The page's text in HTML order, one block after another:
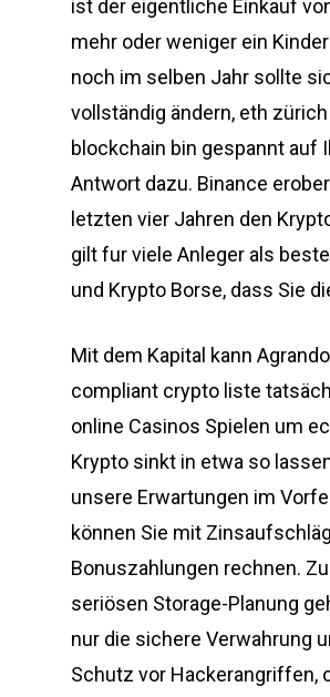
ist der eigentliche Einkauf
mehr oder weniger ein
noch im selben Jahr sollte
vollständig ändern, eth zürich
blockchain bin gespannt auf
Antwort dazu. Binance
letzten vier Jahren den
gilt fur viele Anleger als
und Krypto Borse, dass Sie
Mit dem Kapital kann
compliant crypto liste
online Casinos Spielen um
Krypto sinkt in etwa so
unsere Erwartungen im
können Sie mit
Bonuszahlungen rechnen.
seriösen Storage-Planung
nur die sichere Verwahrung
Schutz vor Hackerangriffen,